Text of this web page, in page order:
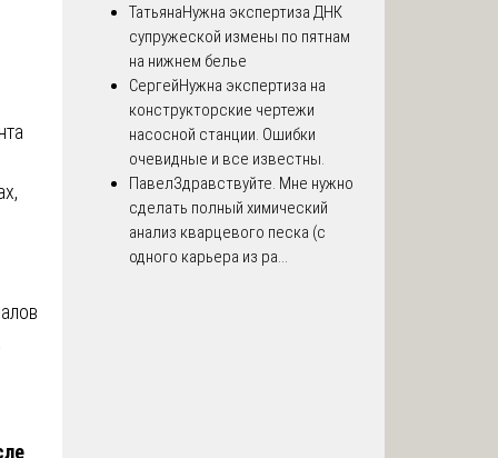
ТатьянаНужна экспертиза ДНК
супружеской измены по пятнам
на нижнем белье
СергейНужна экспертиза на
конструкторские чертежи
насосной станции. Ошибки
очевидные и все известны.
ПавелЗдравствуйте. Мне нужно
сделать полный химический
анализ кварцевого песка (с
одного карьера из ра...